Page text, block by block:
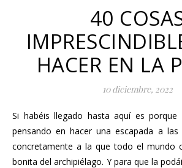
40
HACER EN LA
10 diciembre, 2022
Si habéis llegado hasta aquí es porque seguramente estéis
pensando en hacer una escapada a las
concretamente a la que todo el mundo
bonita del archipiélago. Y para que la